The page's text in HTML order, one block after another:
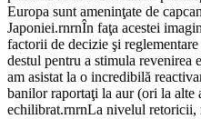
Europa sunt ameninţate de
Japoniei.rnrnÎn faţa acestei
factorii de decizie şi
destul pentru a stimula
am asistat la o incredibilă
banilor raportaţi la aur (ori la alte
echilibrat.rnrnLa nivelul retoricii,